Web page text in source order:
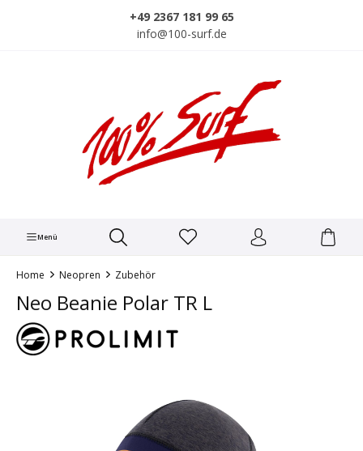
+49 2367 181 99 65
info@100-surf.de
Menü
Home Neopren Zubehör
Neo Beanie Polar TR L
Bildergalerie überspringen